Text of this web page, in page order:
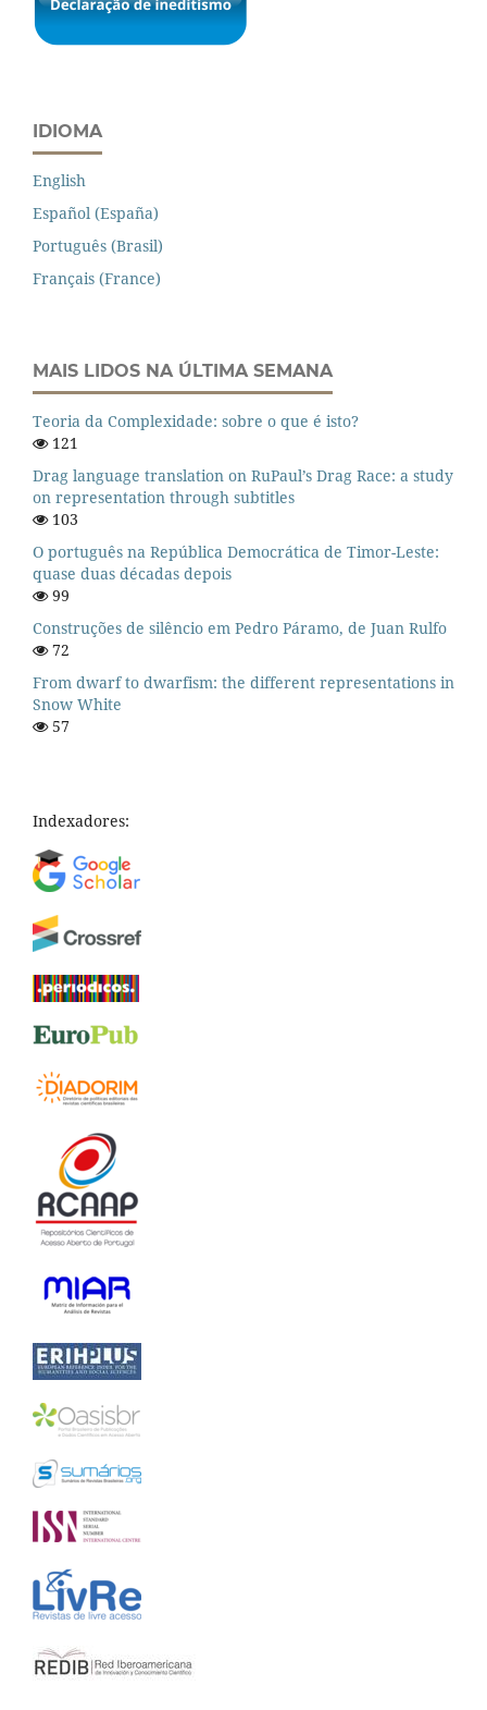
IDIOMA
English
Español (España)
Português (Brasil)
Français (France)
MAIS LIDOS NA ÚLTIMA SEMANA
Teoria da Complexidade: sobre o que é isto?
121
Drag language translation on RuPaul’s Drag Race: a study
on representation through subtitles
103
O português na República Democrática de Timor-Leste:
quase duas décadas depois
99
Construções de silêncio em Pedro Páramo, de Juan Rulfo
72
From dwarf to dwarfism: the different representations in
Snow White
57
Indexadores: